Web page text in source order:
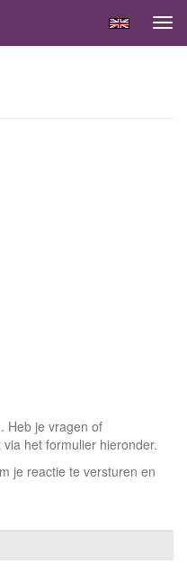
Heb je vragen of
het formulier hieronder.
je reactie te versturen en